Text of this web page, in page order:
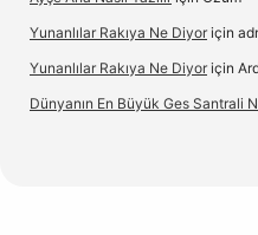
Yunanlılar Rakıya Ne Diyor için
Yunanlılar Rakıya Ne Diyor için
Dünyanın En Büyük Ges Santrali